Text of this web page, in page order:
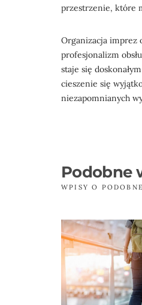
przestrzenie, które
Organizacja imprez
profesjonalizm
staje się
cieszenie się
niezapomnianych
Podobne
WPISY O